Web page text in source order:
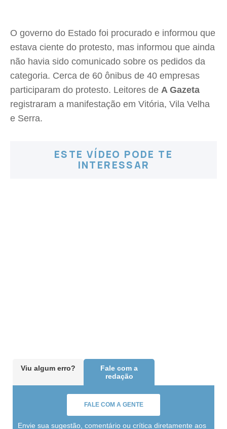
O governo do Estado foi procurado e informou que
estava ciente do protesto, mas informou que ainda
não havia sido comunicado sobre os pedidos da
categoria. Cerca de 60 ônibus de 40 empresas
participaram do protesto. Leitores de A Gazeta
registraram a manifestação em Vitória, Vila Velha
e Serra.
ESTE VÍDEO PODE TE
INTERESSAR
Viu algum erro?
Fale com a
redação
FALE COM A GENTE
Envie sua sugestão, comentário ou crítica diretamente aos